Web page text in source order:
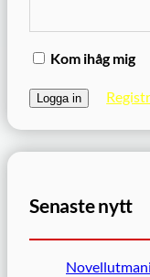
Kom ihåg mig
Senaste nytt